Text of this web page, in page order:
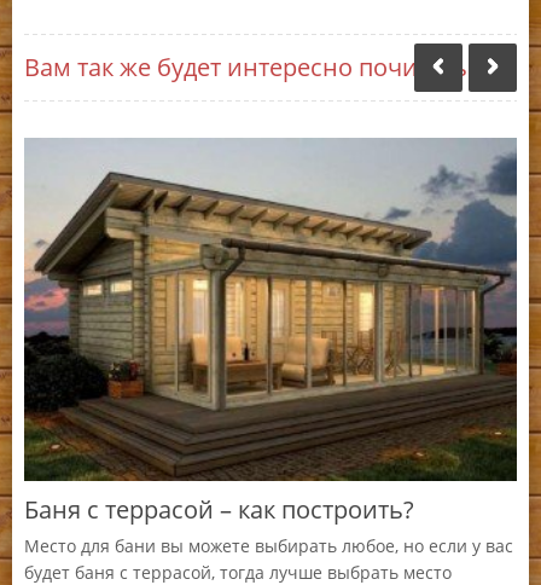
Вам так же будет интересно почитать:
Баня с террасой – как построить?
Место для бани вы можете выбирать любое, но если у вас
будет баня с террасой, тогда лучше выбрать место